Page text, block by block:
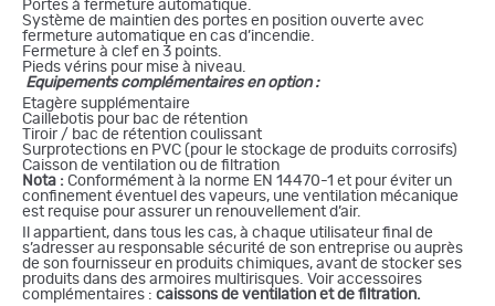
Portes à fermeture automatique.
Système de maintien des portes en position ouverte avec
fermeture automatique en cas d’incendie.
Fermeture à clef en 3 points.
Pieds vérins pour mise à niveau.
Equipements complémentaires en option :
Etagère supplémentaire
Caillebotis pour bac de rétention
Tiroir / bac de rétention coulissant
Surprotections en PVC (pour le stockage de produits corrosifs)
Caisson de ventilation ou de filtration
Nota : Conformément à la norme EN 14470-1 et pour éviter un
confinement éventuel des vapeurs, une ventilation mécanique
est requise pour assurer un renouvellement d’air.
Il appartient, dans tous les cas, à chaque utilisateur final de
s’adresser au responsable sécurité de son entreprise ou auprès
de son fournisseur en produits chimiques, avant de stocker ses
produits dans des armoires multirisques. Voir accessoires
complémentaires : caissons de ventilation et de filtration.